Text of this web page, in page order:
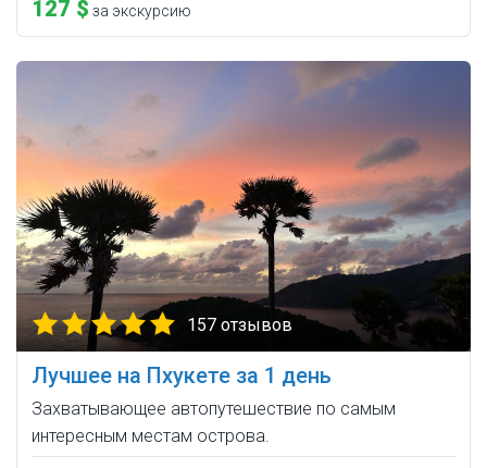
127 $ за экскурсию
157 отзывов
Лучшее на Пхукете за 1 день
Захватывающее автопутешествие по самым
интересным местам острова.